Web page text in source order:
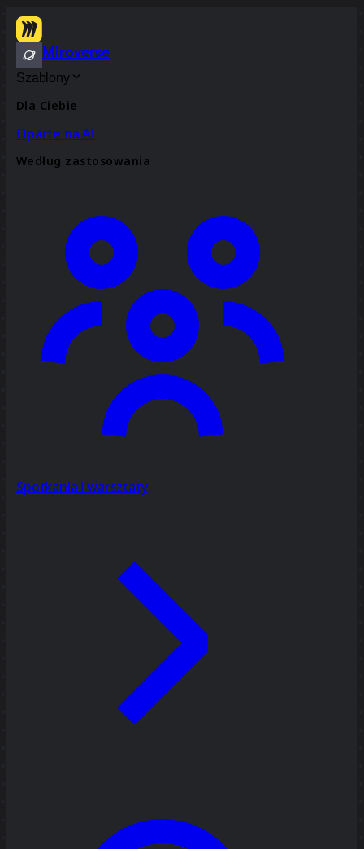
Miroverse
Szablony
Dla Ciebie
Oparte na AI
Według zastosowania
Spotkania i warsztaty